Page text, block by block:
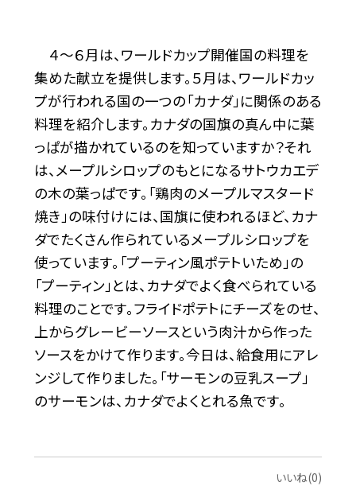
４～６月は、ワールドカップ開催国の料理を
集めた献立を提供します。５月は、ワールドカッ
プが行われる国の一つの「カナダ」に関係のある
料理を紹介します。カナダの国旗の真ん中に葉
っぱが描かれているのを知っていますか？それ
は、メープルシロップのもとになるサトウカエデ
の木の葉っぱです。「鶏肉のメープルマスタード
焼き」の味付けには、国旗に使われるほど、カナ
ダでたくさん作られているメープルシロップを
使っています。「プーティン風ポテトいため」の
「プーティン」とは、カナダでよく食べられている
料理のことです。フライドポテトにチーズをのせ、
上からグレービーソースという肉汁から作った
ソースをかけて作ります。今日は、給食用にアレ
ンジして作りました。「サーモンの豆乳スープ」
のサーモンは、カナダでよくとれる魚です。
いいね(0)